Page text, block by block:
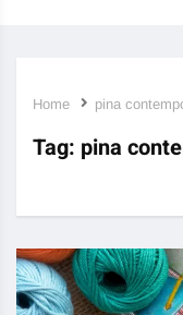
Home pina
Tag: pina